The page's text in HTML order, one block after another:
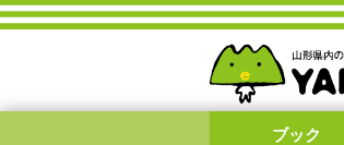
ブック